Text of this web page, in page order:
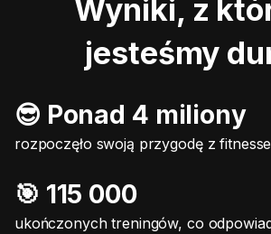
Wyniki, z
jesteśmy
😎 Ponad 4 miliony
rozpoczęło swoją przygodę z
🎯️ 115 000
ukończonych treningów, co